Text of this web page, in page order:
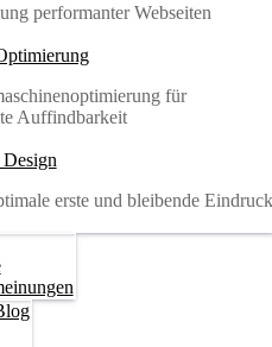
performanter Webseiten
für
Auffindbarkeit
erste und bleibende Eindruck